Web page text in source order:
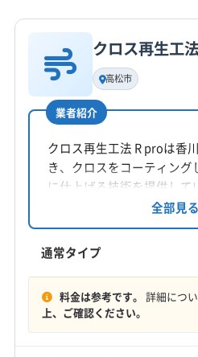
公式サイトなし
基本情報
代表者名
大川純樹
所在地
香川県高松市香南町池内793-1
対応地域
観音寺市
善通寺市
東かがわ市 綾歌郡
仲多度郡まんのう町
もっと見る
営業時間
クロス再生工
高松市
業者紹介
クロス再生工法 R proは香
き、クロスをコーティン
に仕上げる技術を提供して
臭・防カビ効果も期待でき
の経験が豊富で、丁寧な
います。土日祝日も対応
ュニケーションを大切に
です。
全部見る
通常タイプ
料金は参考です。 詳細につい
上、ご確認ください。